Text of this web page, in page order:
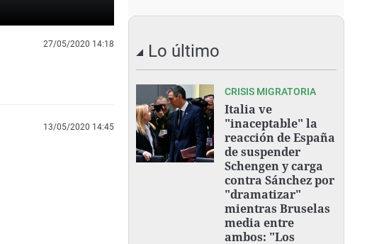
27/05/2020 14:18
13/05/2020 14:45
Lo último
CRISIS MIGRATORIA
Italia ve
"inaceptable" la
reacción de España
de suspender
Schengen y carga
contra Sánchez por
"dramatizar"
mientras Bruselas
media entre
ambos: "Los